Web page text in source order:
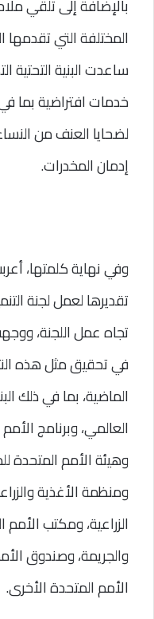
إدمان المخدرات.
الأمم المتحدة الأخرى.